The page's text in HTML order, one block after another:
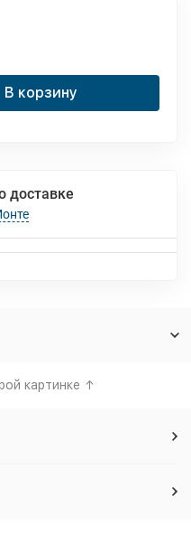
В корзину
доставке
картинке ↑